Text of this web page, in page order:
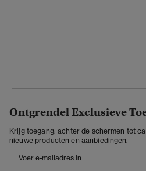
Ontgrendel Exclusieve
Krijg toegang: achter de schermen tot
nieuwe producten en aanbiedingen.